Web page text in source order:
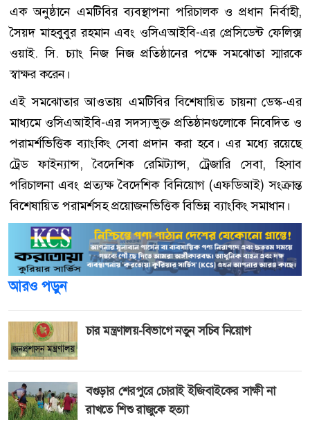
এক অনুষ্ঠানে এমটিবির ব্যবস্থাপনা পরিচালক ও প্রধান নির্বাহী,
সৈয়দ মাহবুবুর রহমান এবং ওসিএআইবি-এর প্রেসিডেন্ট ফেলিক্স
ওয়াই. সি. চ্যাং নিজ নিজ প্রতিষ্ঠানের পক্ষে সমঝোতা স্মারকে
স্বাক্ষর করেন।
এই সমঝোতার আওতায় এমটিবির বিশেষায়িত চায়না ডেস্ক-এর
মাধ্যমে ওসিএআইবি-এর সদস্যভুক্ত প্রতিষ্ঠানগুলোকে নিবেদিত ও
পরামর্শভিত্তিক ব্যাংকিং সেবা প্রদান করা হবে। এর মধ্যে রয়েছে
ট্রেড ফাইন্যান্স, বৈদেশিক রেমিট্যান্স, ট্রেজারি সেবা, হিসাব
পরিচালনা এবং প্রত্যক্ষ বৈদেশিক বিনিয়োগ (এফডিআই) সংক্রান্ত
বিশেষায়িত পরামর্শসহ প্রয়োজনভিত্তিক বিভিন্ন ব্যাংকিং সমাধান।
আরও পড়ুন
চার মন্ত্রণালয়-বিভাগে নতুন সচিব নিয়োগ
বগুড়ার শেরপুরে চোরাই ইজিবাইকের সাক্ষী না
রাখতে শিশু রাজুকে হত্যা